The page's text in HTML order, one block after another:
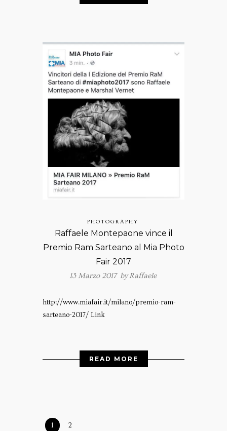
PHOTOGRAPHY
Raffaele Montepaone vince il
Premio Ram Sarteano al Mia Photo
Fair 2017
13 Marzo 2017 byRaffaele
http://www.miafair.it/milano/premio-ram-
sarteano-2017/ Link
READ MORE
1 2